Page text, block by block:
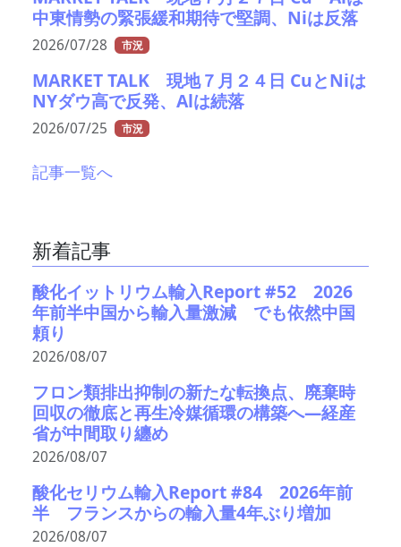
中東情勢の緊張緩和期待で堅調、Niは反落
2026/07/28 市況
MARKET TALK 現地７月２４日 CuとNiは
NYダウ高で反発、Alは続落
2026/07/25 市況
記事一覧へ
新着記事
酸化イットリウム輸入Report #52 2026
年前半中国から輸入量激減 でも依然中国
頼り
2026/08/07
フロン類排出抑制の新たな転換点、廃棄時
回収の徹底と再生冷媒循環の構築へ―経産
省が中間取り纏め
2026/08/07
酸化セリウム輸入Report #84 2026年前
半 フランスからの輸入量4年ぶり増加
2026/08/07